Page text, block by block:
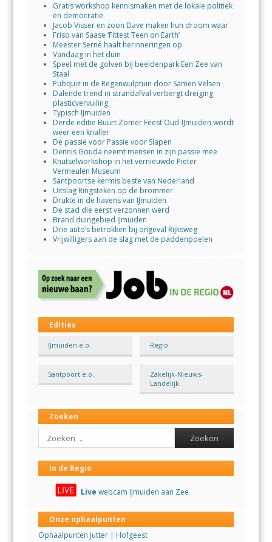
Gratis workshop kennismaken met de lokale politiek
en democratie
Jacob Visser en zoon Dave maken hun droom waar
Friso van Saase ‘Fittest Teen on Earth’
Meester Serné haalt herinneringen op
Vandaag in het duin
Speel met de golven bij beeldenpark Een Zee van
Staal
Pubquiz in de Regenwulptuin door Samen Velsen
Dalende trend in strandafval verbergt dreiging
plasticvervuiling
Typisch IJmuiden
Derde editie Buurt Zomer Feest Oud-IJmuiden wordt
weer een knaller
De passie voor Passie voor Slapen
Dennis Gouda neemt mensen in zijn passie mee
Knutselworkshop in het vernieuwde Pieter
Vermeulen Museum
Santpoortse kermis beste van Nederland
Uitslag Ringsteken op de brommer
Drukte in de havens van IJmuiden
De stad die eerst verzonnen werd
Brand duingebied IJmuiden
Drie auto’s betrokken bij ongeval Rijksweg
Vrijwilligers aan de slag met de paddenpoelen
Edities
IJmuiden e.o. Regio
Santpoort e.o.
Zakelijk-Nieuws-
Landelijk
Zoeken
Search
In de Regio
Live webcam IJmuiden aan Zee
Onze ophaalpunten
Ophaalpunten Jutter | Hofgeest